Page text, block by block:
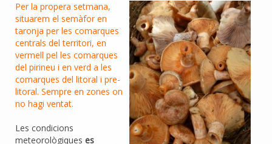
Per la propera setmana,
situarem el semàfor en
taronja per les comarques
centrals del territori, en
vermell pel les comarques
del pirineu i en verd a les
comarques del litoral i pre-
litoral. Sempre en zones on
no hagi ventat.
Les condicions
meteorològiques es